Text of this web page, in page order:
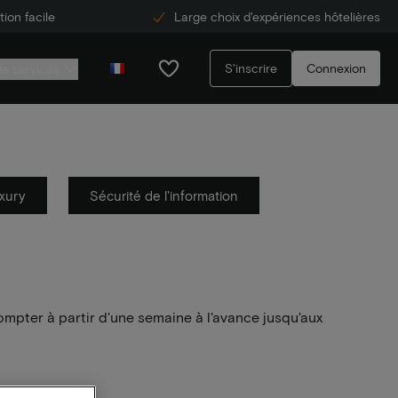
facile Large choix d'expériences hôtelières
S'inscrire Connexion
Sécurité de l'information
à partir d'une semaine à l'avance jusqu'aux